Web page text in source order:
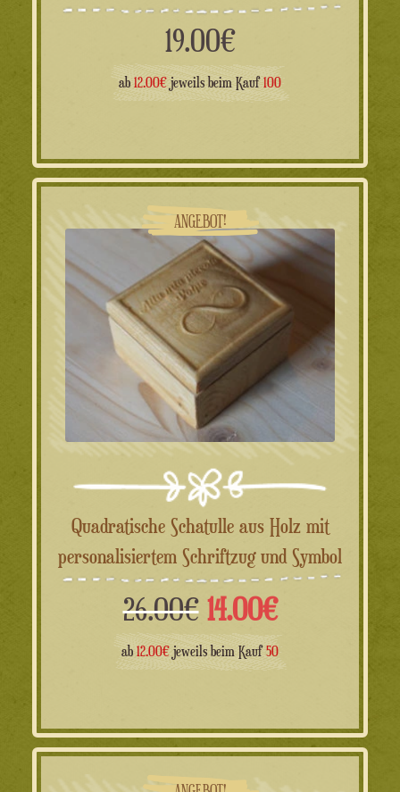
19.00€
ab 12.00€ jeweils beim Kauf100
ANGEBOT!
Quadratische Schatulle aus Holz mit
personalisiertem Schriftzug und Symbol
26.00€ Ursprünglicher
Preis
26.00€
14.00€Aktueller
Preis
14.00€.
ab 12.00€ jeweils beim Kauf50